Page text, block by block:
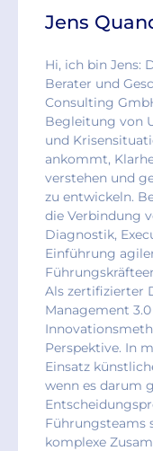
Jens
Hi, ich bin Jens:
Berater und
Consulting
Begleitung von
und
ankommt,
verstehen und
zu entwickeln.
die Verbindung
Diagnostik,
Einführung
Als zertifizierter
Management
Perspektive. In
Einsatz
wenn es darum
Führungsteams
komplexe